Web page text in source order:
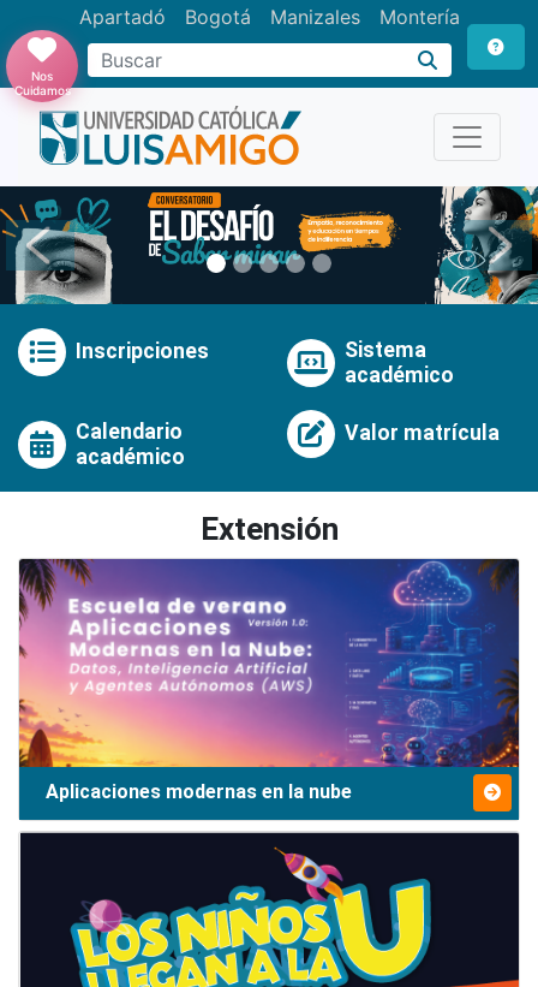
Apartadó Bogotá Manizales Montería
Buscar
Nos
Cuidamos
Anterior
Inscripciones
Sistema
académico
Calendario
académico
Valor matrícula
Extensión
Aplicaciones modernas en la nube